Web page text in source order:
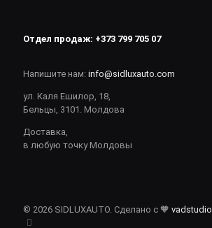
Отдел продаж: +373 799 705 07
Напишите нам: info@sidluxauto.com
ул. Каля Ешилор, 18,
Бельцы, 3101. Молдова
Доставка,
в любую точку Молдовы
© 2026 SIDLUXAUTO. Сделано с 🧡 vadstudio